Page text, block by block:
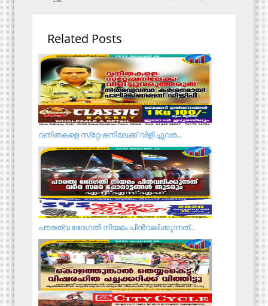
Related Posts
വനിതകളെ സ്‌റ്റേഷനിലേക്ക് വിളിച്ചുവര...
പൗരത്വ ഭേദഗതി നിയമം പിൻവലിക്കുന്നത്...